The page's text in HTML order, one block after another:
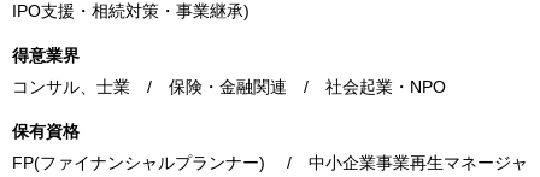
IPO支援・相続対策・事業継承)
得意業界
コンサル、士業 / 保険・金融関連 / 社会起業・NPO
保有資格
FP(ファイナンシャルプランナー) / 中小企業事業再生マネージャ